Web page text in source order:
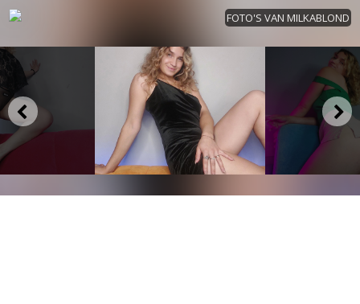
FOTO'S VAN MILKABLOND